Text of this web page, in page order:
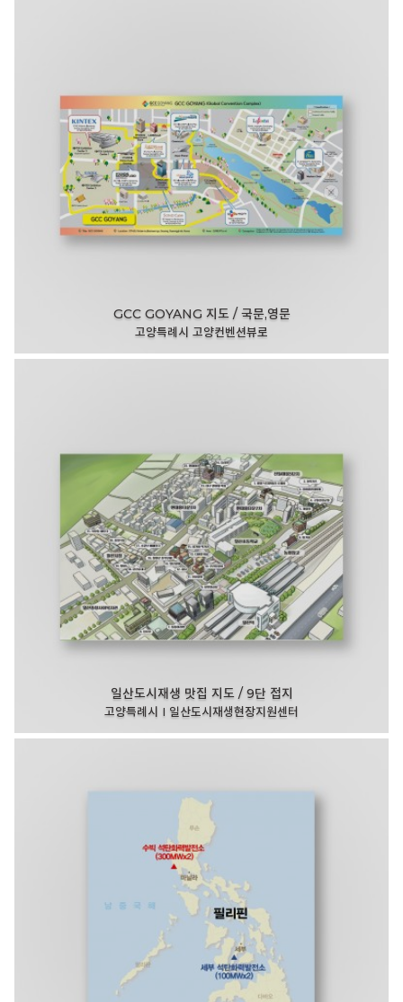
GCC GOYANG 지도 / 국문,영문
고양특례시 고양컨벤션뷰로
일산도시재생 맛집 지도 / 9단 접지
고양특례시 I 일산도시재생현장지원센터